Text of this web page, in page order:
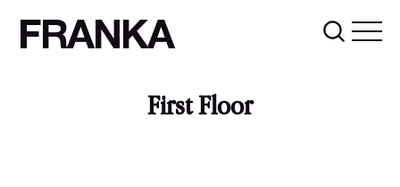
FRANKA
First Floor